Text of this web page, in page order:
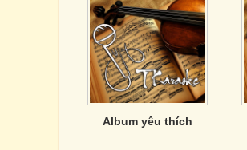
Album yêu thích